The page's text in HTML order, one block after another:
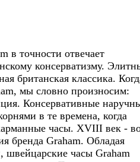
в точности отвечает
консерватизму.
британская классика.
мы словно произносим:
Консервативные
в те времена, когда
часы. XVIII век -
бренда Graham. Обладая
швейцарские часы Graham